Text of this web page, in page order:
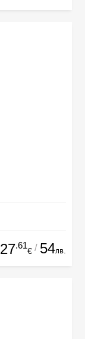
27.61
€ / 54лв.